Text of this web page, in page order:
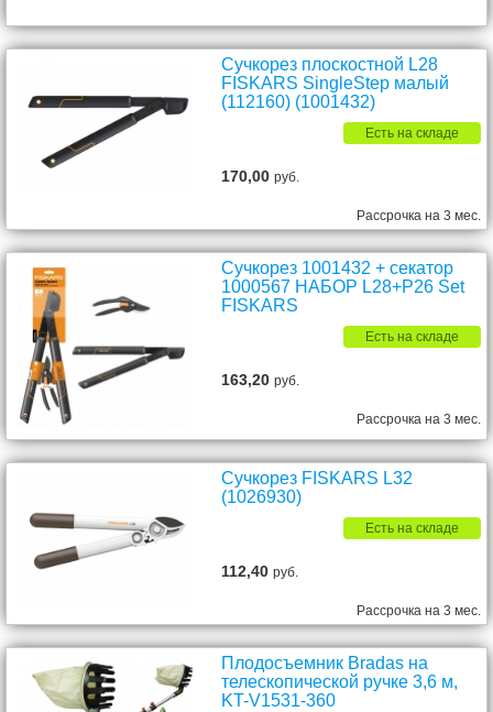
Сучкорез плоскостной L28
FISKARS SingleStep малый
(112160) (1001432)
Есть на складе
170,00руб.
Рассрочка на 3 мес.
Сучкорез 1001432 + секатор
1000567 НАБОР L28+P26 Set
FISKARS
Есть на складе
163,20руб.
Рассрочка на 3 мес.
Сучкорез FISKARS L32
(1026930)
Есть на складе
112,40руб.
Рассрочка на 3 мес.
Плодосъемник Bradas на
телескопической ручке 3,6 м,
KT-V1531-360